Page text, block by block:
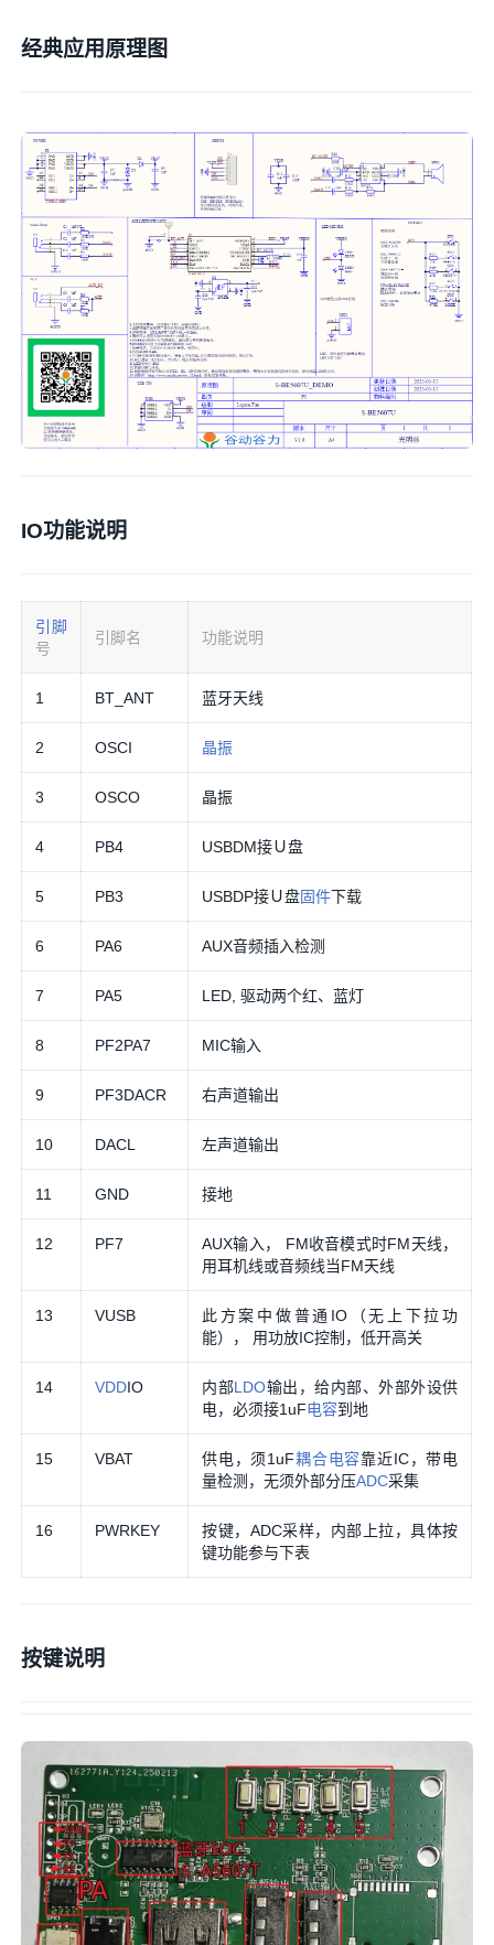
经典应用原理图
IO功能说明
引脚
号
引脚名 功能说明
1 BT_ANT 蓝牙天线
2 OSCI 晶振
3 OSCO 晶振
4 PB4 USBDM接Ｕ盘
5 PB3 USBDP接Ｕ盘固件下载
6 PA6 AUX音频插入检测
7 PA5 LED, 驱动两个红、蓝灯
8 PF2PA7 MIC输入
9 PF3DACR 右声道输出
10 DACL 左声道输出
11 GND 接地
12 PF7
AUX输入， FM收音模式时FM天线，
用耳机线或音频线当FM天线
13 VUSB
此方案中做普通IO（无上下拉功
能）， 用功放IC控制，低开高关
14 VDDIO 内部LDO输出，给内部、外部外设供
电，必须接1uF电容到地
15 VBAT 供电，须1uF耦合电容靠近IC，带电
量检测，无须外部分压ADC采集
16 PWRKEY
按键，ADC采样，内部上拉，具体按
键功能参与下表
按键说明